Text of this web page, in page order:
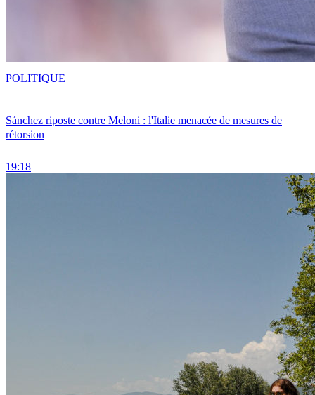
Sánchez riposte contre Meloni : l'Italie menacée de mesures de
rétorsion
19:18
POLITIQUE